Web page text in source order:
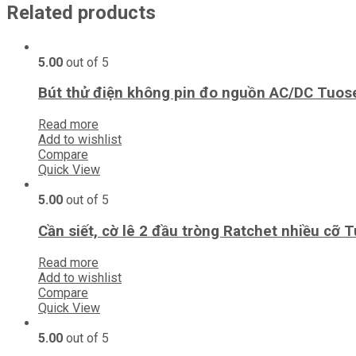
Related products
5.00 out of 5
Bút thử điện không pin đo nguồn AC/DC
Read more
Add to wishlist
Compare
Quick View
5.00 out of 5
Cần siết, cờ lê 2 đầu tròng Ratchet nhiều cỡ
Read more
Add to wishlist
Compare
Quick View
5.00 out of 5